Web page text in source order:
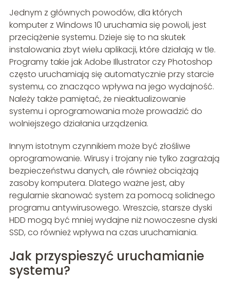
Jednym z głównych powodów, dla których
komputer z Windows 10 uruchamia się powoli, jest
przeciążenie systemu. Dzieje się to na skutek
instalowania zbyt wielu aplikacji, które działają w tle.
Programy takie jak Adobe Illustrator czy Photoshop
często uruchamiają się automatycznie przy starcie
systemu, co znacząco wpływa na jego wydajność.
Należy także pamiętać, że nieaktualizowanie
systemu i oprogramowania może prowadzić do
wolniejszego działania urządzenia.
Innym istotnym czynnikiem może być złośliwe
oprogramowanie. Wirusy i trojany nie tylko zagrażają
bezpieczeństwu danych, ale również obciążają
zasoby komputera. Dlatego ważne jest, aby
regularnie skanować system za pomocą solidnego
programu antywirusowego. Wreszcie, starsze dyski
HDD mogą być mniej wydajne niż nowoczesne dyski
SSD, co również wpływa na czas uruchamiania.
Jak przyspieszyć uruchamianie
systemu?